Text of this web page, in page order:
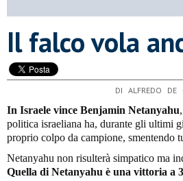
​Il falco vola
DI ALFREDO DE
In Israele vince Benjamin Netanyahu
politica israeliana ha, durante gli ultimi
proprio colpo da campione,
Netanyahu non risulterà simpatico ma
Quella di Netanyahu è una vittoria a